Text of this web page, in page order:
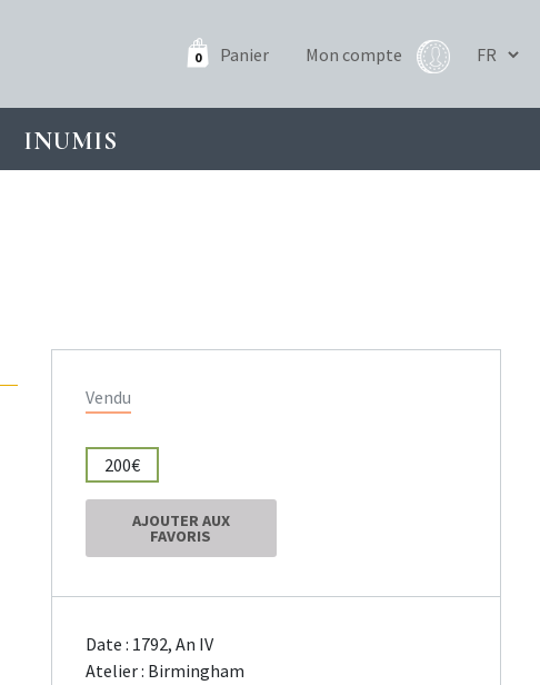
0 Panier Mon compte
INUMIS
Vendu
200€
AJOUTER AUX
FAVORIS
Date : 1792, An IV
Atelier : Birmingham